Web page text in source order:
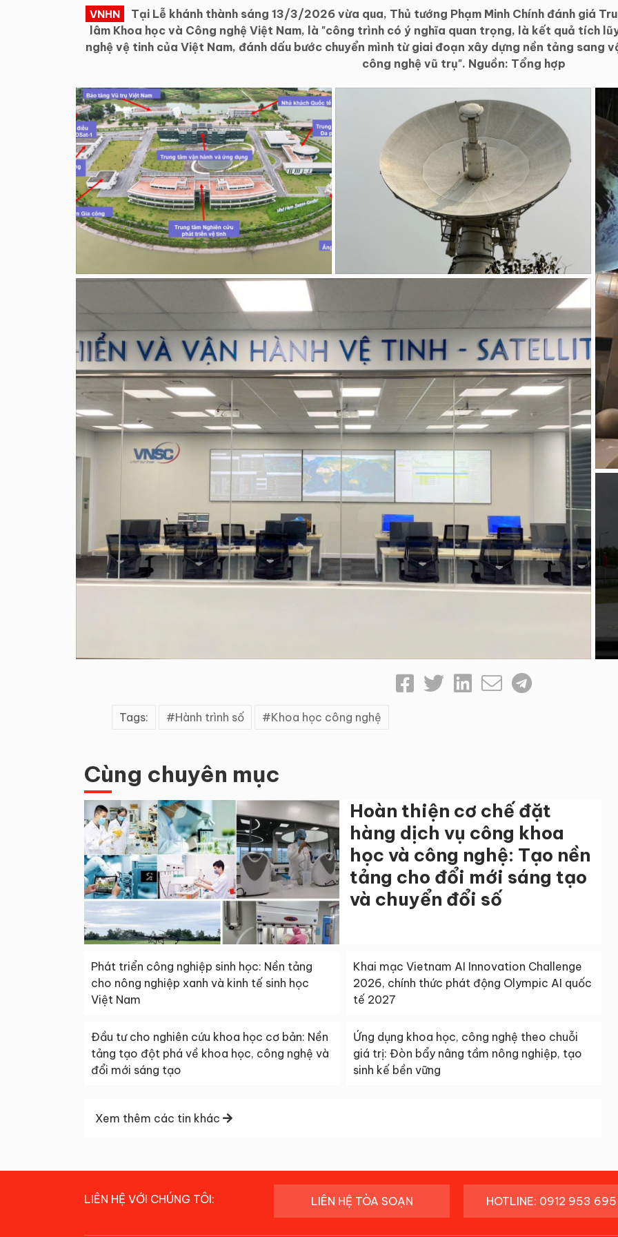
VNHN
Tại Lễ khánh thành sáng 13/3/2026 vừa qua, Thủ tướng Phạm Minh Chính đánh giá
lâm Khoa học và Công nghệ Việt Nam, là "công trình có ý nghĩa quan trọng, là kết quả tích
nghệ vệ tinh của Việt Nam, đánh dấu bước chuyển mình từ giai đoạn xây dựng nền tảng sang
công nghệ vũ trụ". Nguồn: Tổng hợp
Tags: Hành trình số Khoa học công nghệ
Cùng chuyên mục
Hoàn thiện cơ chế đặt
hàng dịch vụ công khoa
học và công nghệ: Tạo nền
tảng cho đổi mới sáng tạo
và chuyển đổi số
Phát triển công nghiệp sinh học: Nền tảng
cho nông nghiệp xanh và kinh tế sinh học
Việt Nam
Khai mạc Vietnam AI Innovation Challenge
2026, chính thức phát động Olympic AI quốc
tế 2027
Đầu tư cho nghiên cứu khoa học cơ bản: Nền
tảng tạo đột phá về khoa học, công nghệ và
đổi mới sáng tạo
Ứng dụng khoa học, công nghệ theo chuỗi
giá trị: Đòn bẩy nâng tầm nông nghiệp, tạo
sinh kế bền vững
Xem thêm các tin khác
LIÊN HỆ VỚI CHÚNG TÔI: LIÊN HỆ TÒA SOẠN HOTLINE: 0912 953 695